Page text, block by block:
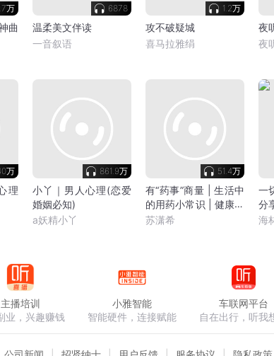
万
曲
6878
温柔美文伴读
一音叙语
1.2万
攻不破疑城
喜马拉雅绢
夜
夜
万
理
861.9万
小丫｜男人心理(恋爱
婚姻必知)
a妖精小丫
51.4万
有“药事”商量 | 生活中
的用药小常识 | 健康养
生
苏潇希
一
分
海
主播培训
业，兴趣赚钱
小雅智能
智能硬件，连接赋能
车联网平台
自在出行，听我